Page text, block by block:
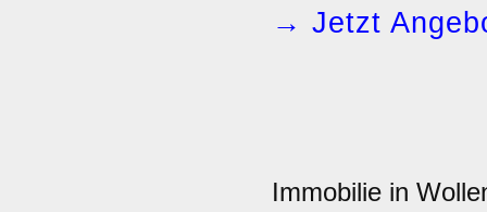
→ Jetzt
Immobilie in